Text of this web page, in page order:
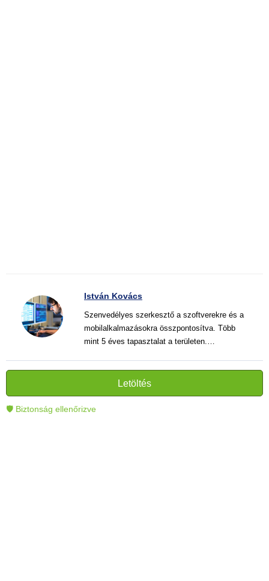
István Kovács
Szenvedélyes szerkesztő a szoftverekre és a
mobilalkalmazásokra összpontosítva. Több
mint 5 éves tapasztalat a területen.
és informatív szövegek alkotója, amelyek
segítik az olvasókat a modern technológia jobb
megértésében és használatában.
Letöltés
🛡 Biztonság ellenőrizve